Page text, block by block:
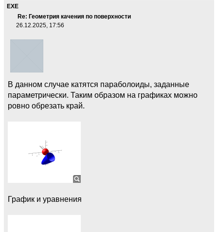
EXE
Re: Геометрия качения по поверхности
26.12.2025, 17:56
В данном случае катятся параболоиды, заданные
параметрически. Таким образом на графиках можно
ровно обрезать край.
График и уравнения